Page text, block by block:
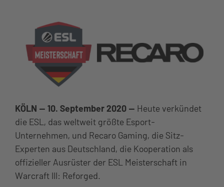
KÖLN — 10. September 2020 — Heute verkündet
die ESL, das weltweit größte Esport-
Unternehmen, und Recaro Gaming, die Sitz-
Experten aus Deutschland, die Kooperation als
offizieller Ausrüster der ESL Meisterschaft in
Warcraft III: Reforged.